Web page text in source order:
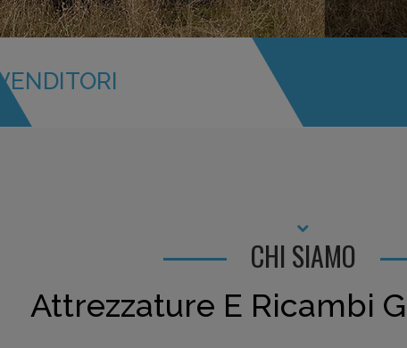
CHI SIAMO
Attrezzature E Ricambi